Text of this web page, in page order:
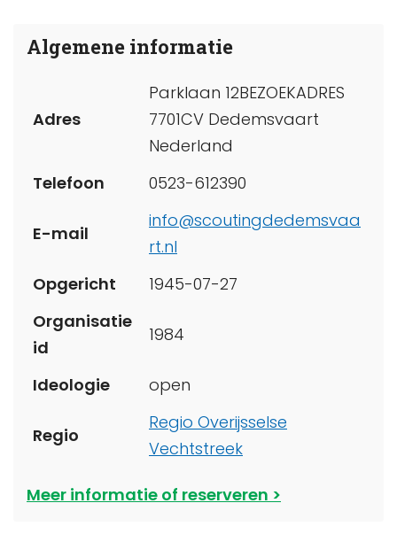
Algemene informatie
Adres
Parklaan 12BEZOEKADRES
7701CV Dedemsvaart
Nederland
Telefoon
0523-612390
E-mail
info@scoutingdedemsvaa
rt.nl
Opgericht
1945-07-27
Organisatie
id
1984
Ideologie open
Regio
Regio Overijsselse
Vechtstreek
Meer informatie of reserveren